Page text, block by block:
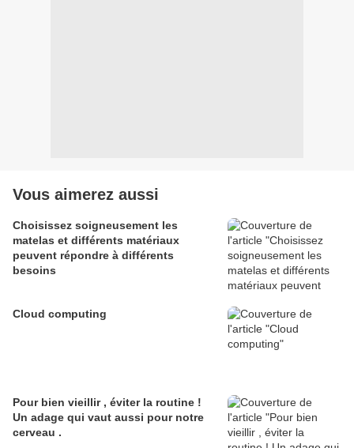
Vous aimerez aussi
Choisissez soigneusement les
matelas et différents matériaux
peuvent répondre à différents
besoins
Cloud computing
Pour bien vieillir , éviter la routine !
Un adage qui vaut aussi pour notre
cerveau .